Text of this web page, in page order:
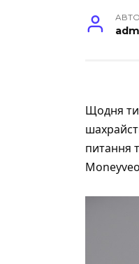
Щодня
питання
Moneyveo